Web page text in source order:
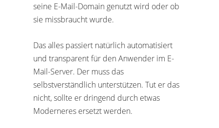
seine E-Mail-Domain genutzt wird oder ob
sie missbraucht wurde.
Das alles passiert natürlich automatisiert
und transparent für den Anwender im E-
Mail-Server. Der muss das
selbstverständlich unterstützen. Tut er das
nicht, sollte er dringend durch etwas
Moderneres ersetzt werden.